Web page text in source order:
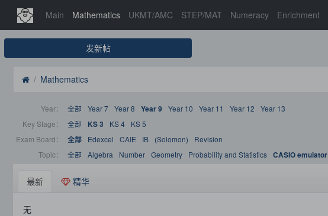
Main Mathematics UKMT/AMC STEP/MAT Numeracy Enrichment
发新帖
Mathematics
Year： 全部 Year 7 Year 8 Year 9 Year 10 Year 11 Year 12
Year 13
Key Stage：
全部 KS 3 KS 4
KS 5
Exam Board：
全部 Edexcel CAIE IB (Solomon)
Revision
Topic：
全部 Algebra Number Geometry Probability and Statistics CASIO emulator
最新 精华
无